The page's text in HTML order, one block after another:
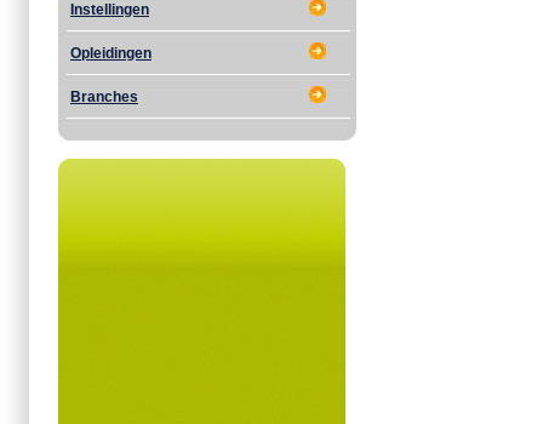
Instellingen
Opleidingen
Branches